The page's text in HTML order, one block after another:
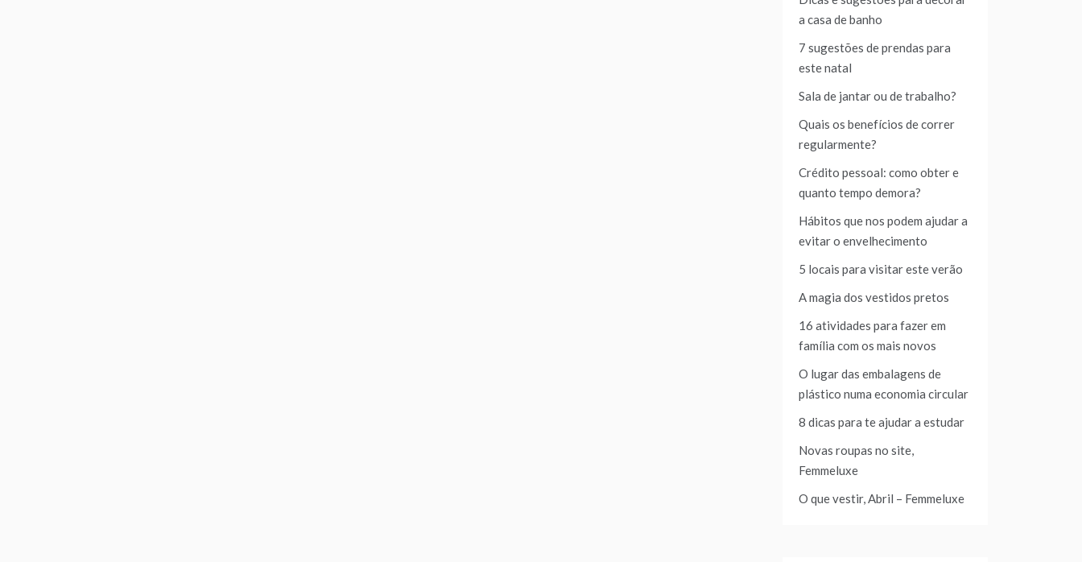
a casa de banho
7 sugestões de prendas para
este natal
Sala de jantar ou de trabalho?
Quais os benefícios de correr
regularmente?
Crédito pessoal: como obter e
quanto tempo demora?
Hábitos que nos podem ajudar a
evitar o envelhecimento
5 locais para visitar este verão
A magia dos vestidos pretos
16 atividades para fazer em
família com os mais novos
O lugar das embalagens de
plástico numa economia circular
8 dicas para te ajudar a estudar
Novas roupas no site,
Femmeluxe
O que vestir, Abril – Femmeluxe